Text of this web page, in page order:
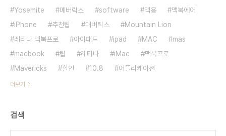
Yosemite
메버릭스 software 맥용
맥북에어
iPhone
추천팁 매버릭스
Mountain Lion
레티나 맥북프로
아이패드 ipad MAC
mas
macbook
팁 레티나 iMac
맥북프로
Mavericks
할인 10.8 어플리케이션
더보기
검색